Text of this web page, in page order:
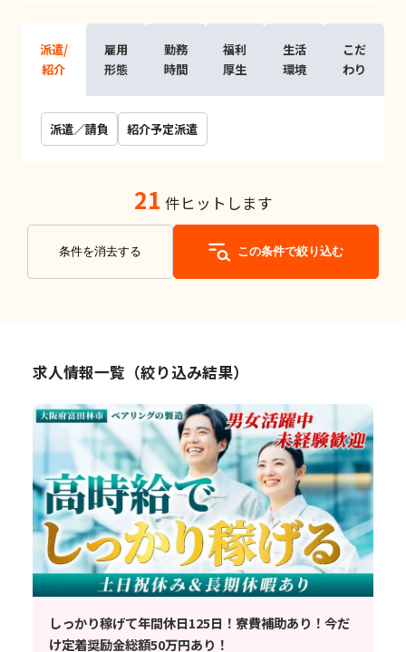
派遣/
紹介
雇用
形態
勤務
時間
福利
厚生
生活
環境
こだ
わり
派遣／請負 紹介予定派遣
21 件ヒットします
条件を消去する この条件で絞り込む
求人情報一覧（絞り込み結果）
しっかり稼げて年間休日125日！寮費補助あり！今だ
け定着奨励金総額50万円あり！